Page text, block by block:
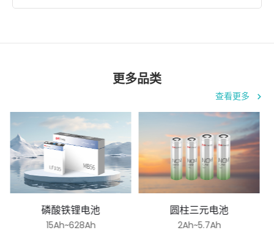
更多品类
查看更多
磷酸铁锂电池
15Ah~628Ah
圆柱三元电池
2Ah~5.7Ah